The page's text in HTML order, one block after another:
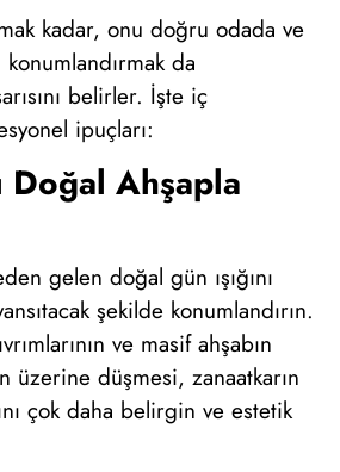
kadar, onu doğru odada ve
konumlandırmak da
belirler. İşte iç
ipuçları:
Doğal Ahşapla
gelen doğal gün ışığını
şekilde konumlandırın.
ve masif ahşabın
üzerine düşmesi, zanaatkarın
çok daha belirgin ve estetik